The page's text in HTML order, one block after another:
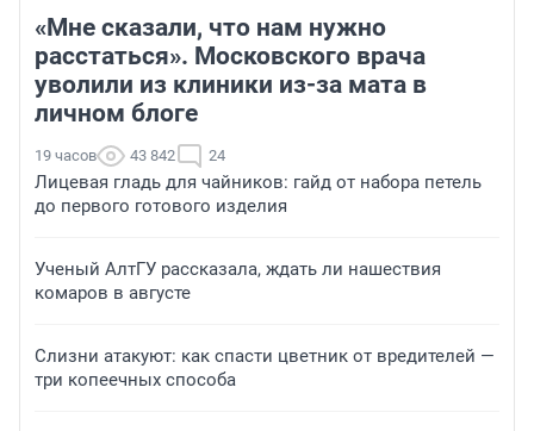
«Мне сказали, что нам нужно
расстаться». Московского врача
уволили из клиники из-за мата в
личном блоге
19 часов 43 842 24
Лицевая гладь для чайников: гайд от набора петель
до первого готового изделия
Ученый АлтГУ рассказала, ждать ли нашествия
комаров в августе
Слизни атакуют: как спасти цветник от вредителей —
три копеечных способа